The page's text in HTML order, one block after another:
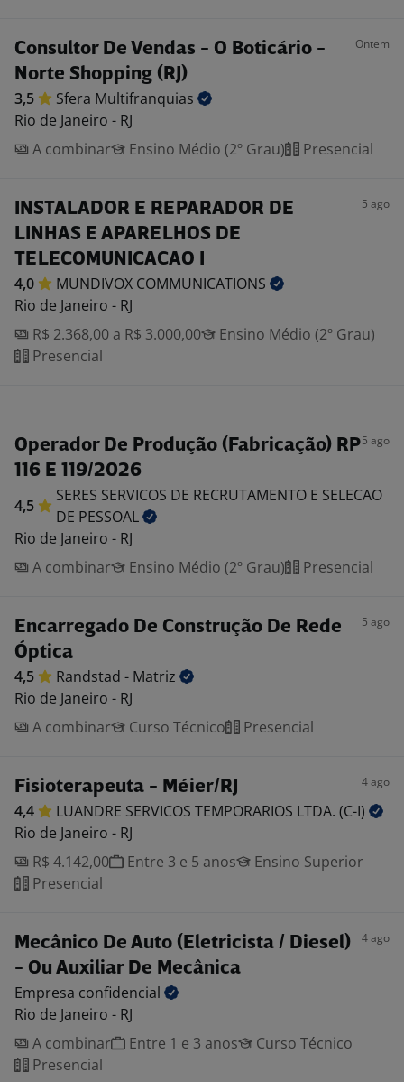
Consultor De Vendas - O Boticário -
Norte Shopping (RJ)
Ontem
3,5 Sfera Multifranquias
Rio de Janeiro - RJ
A combinar
Ensino Médio (2º Grau) Presencial
INSTALADOR E REPARADOR DE
LINHAS E APARELHOS DE
TELECOMUNICACAO I
5 ago
4,0 MUNDIVOX COMMUNICATIONS
Rio de Janeiro - RJ
R$ 2.368,00 a R$ 3.000,00
Ensino Médio (2º Grau)
Presencial
Operador De Produção (Fabricação) RP
116 E 119/2026
5 ago
4,5
SERES SERVICOS DE RECRUTAMENTO E SELECAO
DE PESSOAL
Rio de Janeiro - RJ
A combinar
Ensino Médio (2º Grau) Presencial
Encarregado De Construção De Rede
Óptica
5 ago
4,5 Randstad - Matriz
Rio de Janeiro - RJ
A combinar
Curso Técnico Presencial
Fisioterapeuta - Méier/RJ 4 ago
4,4 LUANDRE SERVICOS TEMPORARIOS LTDA. (C-I)
Rio de Janeiro - RJ
R$ 4.142,00
Entre 3 e 5 anos
Ensino Superior
Presencial
Mecânico De Auto (Eletricista / Diesel)
- Ou Auxiliar De Mecânica
4 ago
Empresa confidencial
Rio de Janeiro - RJ
A combinar
Entre 1 e 3 anos
Curso Técnico
Presencial